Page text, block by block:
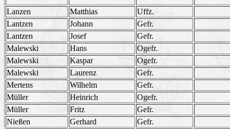
Lanzen
Matthias
Uffz.
Lantzen
Johann
Gefr.
Lantzen
Josef
Gefr.
Malewski
Hans
Ogefr.
Malewski
Kaspar
Ogefr.
Malewski
Laurenz
Gefr.
Mertens
Wilhelm
Gefr.
Müller
Heinrich
Ogefr.
Müller
Fritz
Gefr.
Nießen
Gerhard
Gefr.